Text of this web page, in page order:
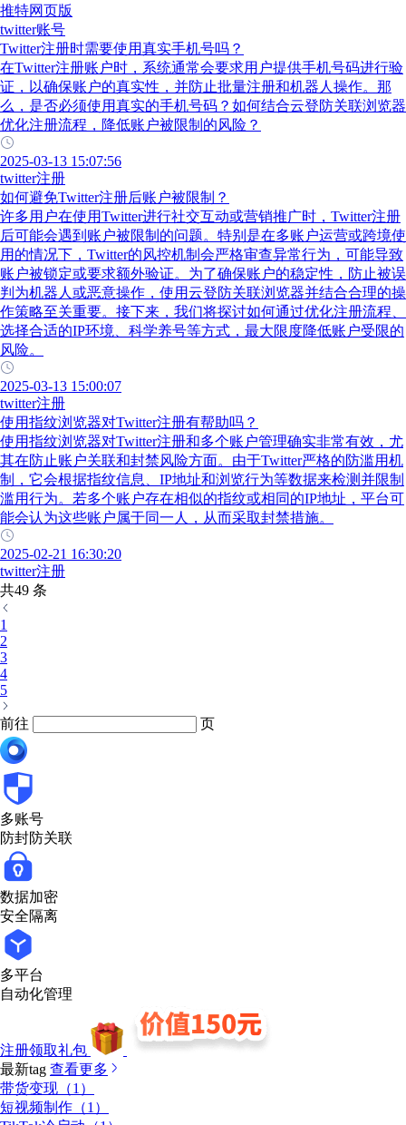
推特网页版
twitter账号
Twitter注册时需要使用真实手机号吗？
在Twitter注册账户时，系统通常会要求用户提供手机号码进行验
证，以确保账户的真实性，并防止批量注册和机器人操作。那
么，是否必须使用真实的手机号码？如何结合云登防关联浏览器
优化注册流程，降低账户被限制的风险？
2025-03-13 15:07:56
twitter注册
如何避免Twitter注册后账户被限制？
许多用户在使用Twitter进行社交互动或营销推广时，Twitter注册
后可能会遇到账户被限制的问题。特别是在多账户运营或跨境使
用的情况下，Twitter的风控机制会严格审查异常行为，可能导致
账户被锁定或要求额外验证。为了确保账户的稳定性，防止被误
判为机器人或恶意操作，使用云登防关联浏览器并结合合理的操
作策略至关重要。接下来，我们将探讨如何通过优化注册流程、
选择合适的IP环境、科学养号等方式，最大限度降低账户受限的
风险。
2025-03-13 15:00:07
twitter注册
使用指纹浏览器对Twitter注册有帮助吗？
使用指纹浏览器对Twitter注册和多个账户管理确实非常有效，尤
其在防止账户关联和封禁风险方面。由于Twitter严格的防滥用机
制，它会根据指纹信息、IP地址和浏览行为等数据来检测并限制
滥用行为。若多个账户存在相似的指纹或相同的IP地址，平台可
能会认为这些账户属于同一人，从而采取封禁措施。
2025-02-21 16:30:20
twitter注册
共49 条
1
2
3
4
5
前往 页
多账号
防封防关联
数据加密
安全隔离
多平台
自动化管理
注册领取礼包
最新tag 查看更多
带货变现（1）
短视频制作（1）